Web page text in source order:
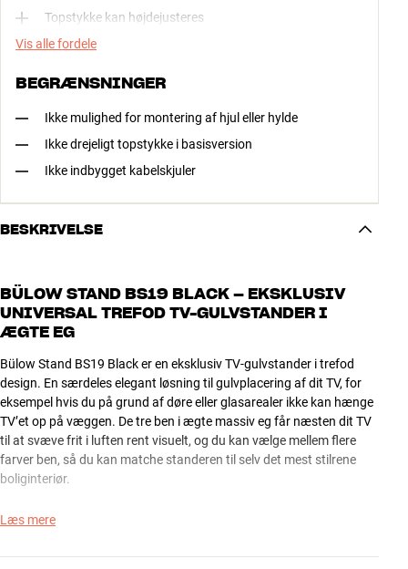
Topstykke kan højdejusteres
Vis alle fordele
BEGRÆNSNINGER
Ikke mulighed for montering af hjul eller hylde
Ikke drejeligt topstykke i basisversion
Ikke indbygget kabelskjuler
BESKRIVELSE
BÜLOW STAND BS19 BLACK – EKSKLUSIV
UNIVERSAL TREFOD TV-GULVSTANDER I
ÆGTE EG
Bülow Stand BS19 Black er en eksklusiv TV-gulvstander i trefod
design. En særdeles elegant løsning til gulvplacering af dit TV, for
eksempel hvis du på grund af døre eller glasarealer ikke kan hænge
TV’et op på væggen. De tre ben i ægte massiv eg får næsten dit TV
til at svæve frit i luften rent visuelt, og du kan vælge mellem flere
farver ben, så du kan matche standeren til selv det mest stilrene
boliginteriør.
Bülow Stand BS19 Black er særdeles solidt udført og kan uden
monteringshuller mellem 100x100 og 400x400, så du kan beholde
Læs mere